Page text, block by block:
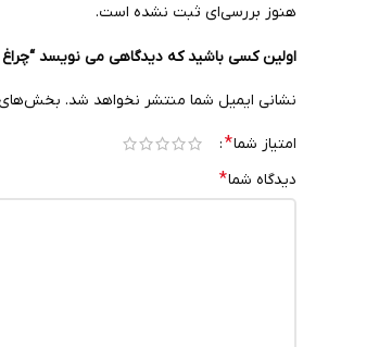
هنوز بررسی‌ای ثبت نشده است.
اولین کسی باشید که دیدگاهی می نویسد “چراغ
نشانی ایمیل شما منتشر نخواهد شد. بخش‌های
امتیاز شما*
دیدگاه شما*